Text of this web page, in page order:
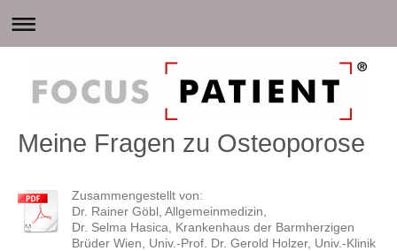
Meine Fragen zu Osteoporose
Zusammengestellt von:
Dr. Rainer Göbl, Allgemeinmedizin,
Dr. Selma Hasica, Krankenhaus der Barmherzigen
Brüder Wien, Univ.-Prof. Dr. Gerold Holzer, Univ.-Klinik